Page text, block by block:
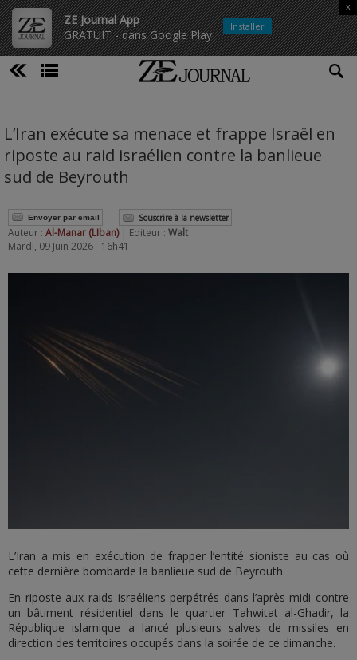
ZE Journal App
GRATUIT - dans Google Play
x
Installer
L’Iran exécute sa menace et frappe Israël en
riposte au raid israélien contre la banlieue
sud de Beyrouth
Envoyer par email Souscrire à la newsletter
Auteur : Al-Manar (LIban) | Editeur : Walt
Mardi, 09 Juin 2026 - 16h41
L’Iran a mis en exécution de frapper l’entité sioniste au cas où
cette dernière bombarde la banlieue sud de Beyrouth.
En riposte aux raids israéliens perpétrés dans l’après-midi contre
un bâtiment résidentiel dans le quartier Tahwitat al-Ghadir, la
République islamique a lancé plusieurs salves de missiles en
direction des territoires occupés dans la soirée de ce dimanche.